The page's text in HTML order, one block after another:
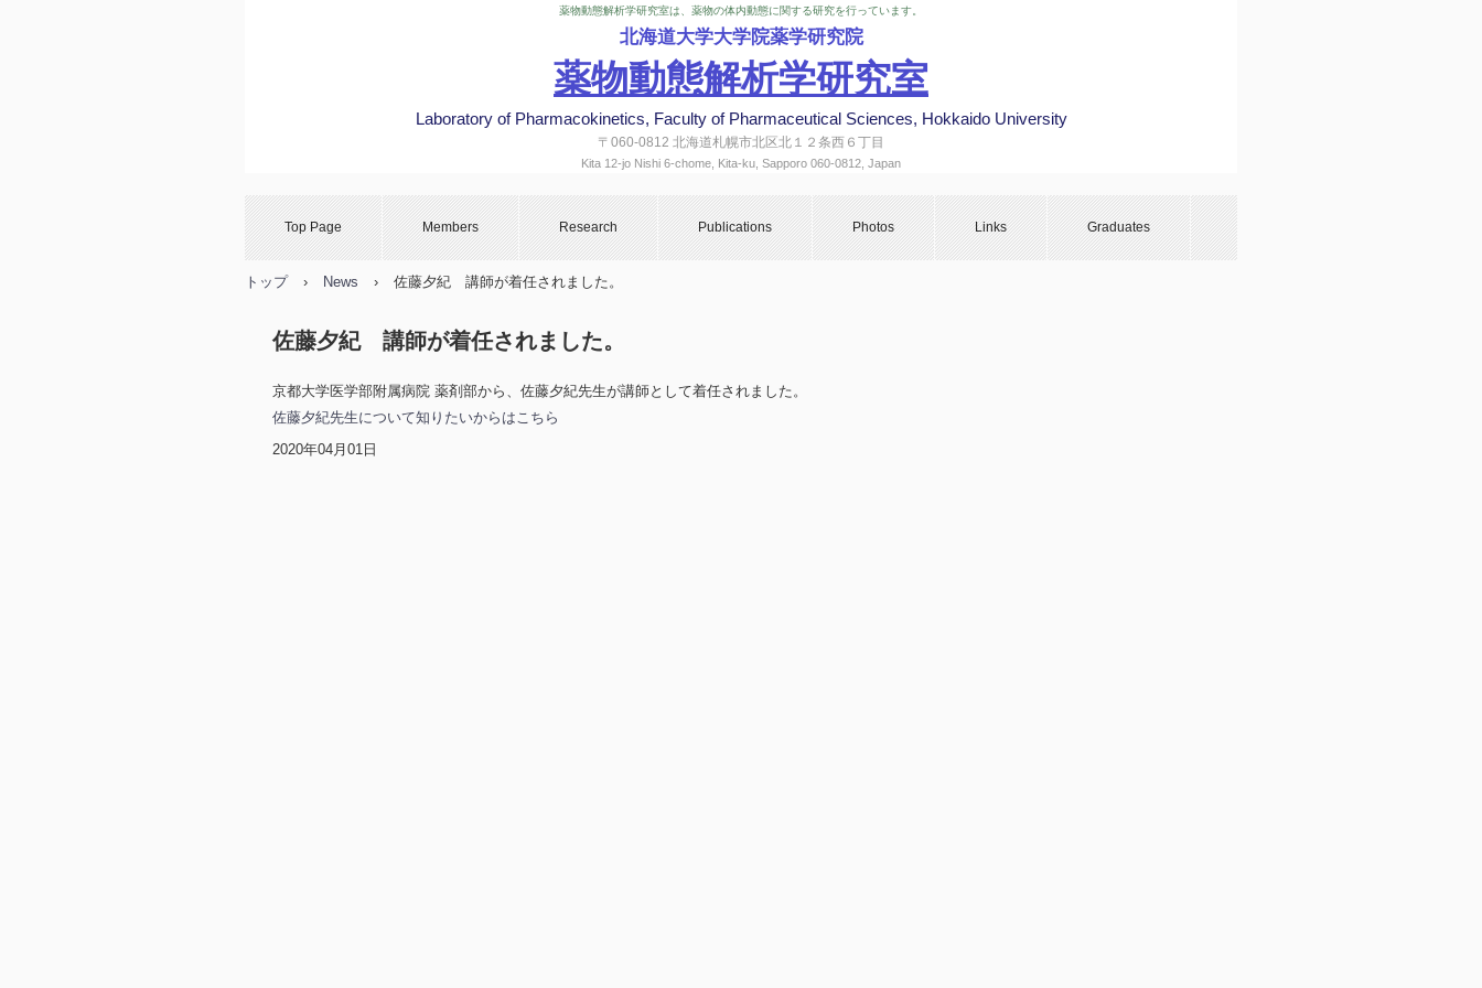
薬物動態解析学研究室は、薬物の体内動態に関する研究を行っています。
北海道大学大学院薬学研究院
薬物動態解析学研究室
Laboratory of Pharmacokinetics, Faculty of Pharmaceutical Sciences, Hokkaido University
〒060-0812 北海道札幌市北区北１２条西６丁目
Kita 12-jo Nishi 6-chome, Kita-ku, Sapporo 060-0812, Japan
Top Page Members Research Publications Photos Links Graduates
トップ › News › 佐藤夕紀 講師が着任されました。
佐藤夕紀 講師が着任されました。
京都大学医学部附属病院 薬剤部から、佐藤夕紀先生が講師として着任されました。
佐藤夕紀先生について知りたいからはこちら
2020年04月01日